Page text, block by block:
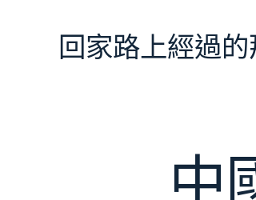
回家路上經過
中